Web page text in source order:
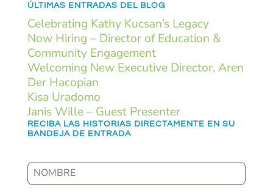
ÚLTIMAS ENTRADAS DEL BLOG
Celebrating Kathy Kucsan’s Legacy
Now Hiring – Director of Education &
Community Engagement
Welcoming New Executive Director, Aren
Der Hacopian
Kisa Uradomo
Janis Wille – Guest Presenter
RECIBA LAS HISTORIAS DIRECTAMENTE EN SU
BANDEJA DE ENTRADA
Nombre